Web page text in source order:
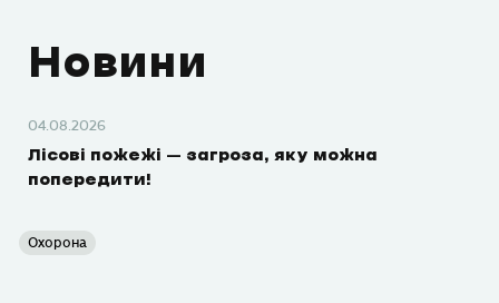
Новини
04.08.2026
Лісові пожежі – загроза, яку можна
попередити!
Охорона